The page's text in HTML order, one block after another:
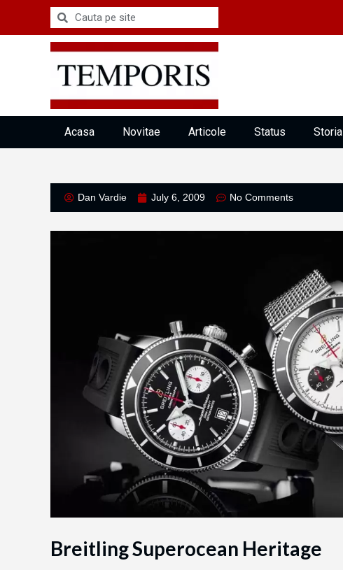
Acasa Novitae Articole Status Storia
Dan Vardie July 6, 2009 No Comments
Breitling Superocean Heritage